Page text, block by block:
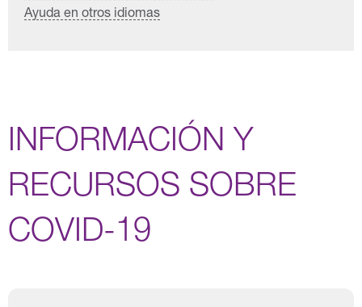
Ayuda en otros idiomas
INFORMACIÓN Y
RECURSOS SOBRE
COVID-19